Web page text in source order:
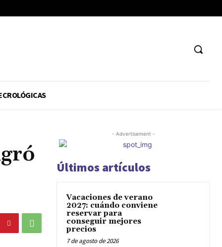
- Advertisement -
Últimos artículos
Vacaciones de verano
2027: cuándo conviene
reservar para
conseguir mejores
precios
7 de agosto de 2026